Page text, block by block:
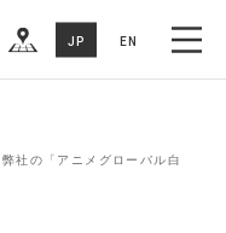
JP EN
社の「アニメグローバル白